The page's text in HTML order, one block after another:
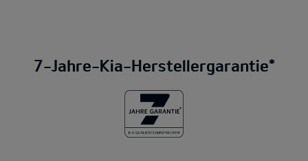
7-Jahre-Kia-Herstellergarantie*